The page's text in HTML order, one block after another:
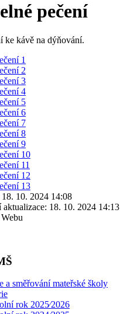
pečení
ke kávě na dýňování.
18. 10. 2024 14:08
18. 10. 2024 14:13
a směřování mateřské školy
rok 2025⁄2026